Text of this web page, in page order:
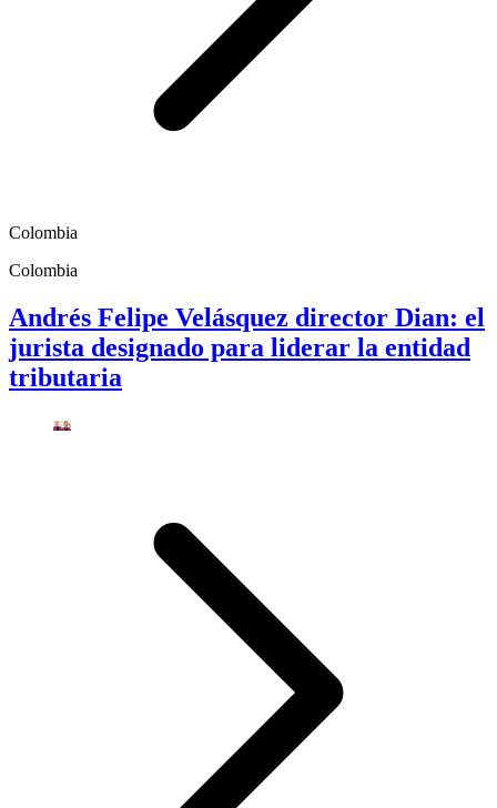
Colombia
Colombia
Andrés Felipe Velásquez director Dian: el
jurista designado para liderar la entidad
tributaria